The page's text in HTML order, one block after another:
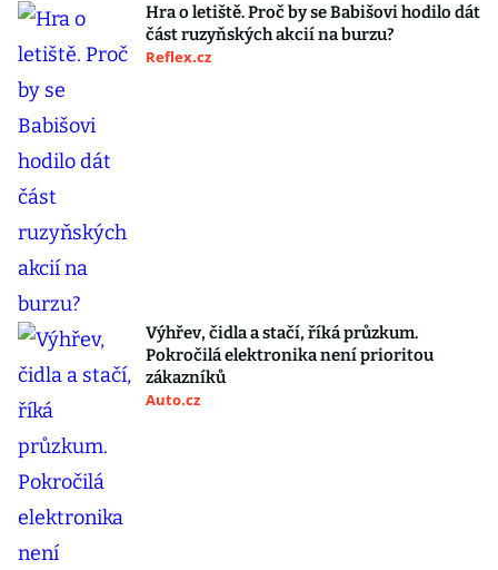
Hra o letiště. Proč by se Babišovi hodilo dát
část ruzyňských akcií na burzu?
Reflex.cz
Výhřev, čidla a stačí, říká průzkum.
Pokročilá elektronika není prioritou
zákazníků
Auto.cz